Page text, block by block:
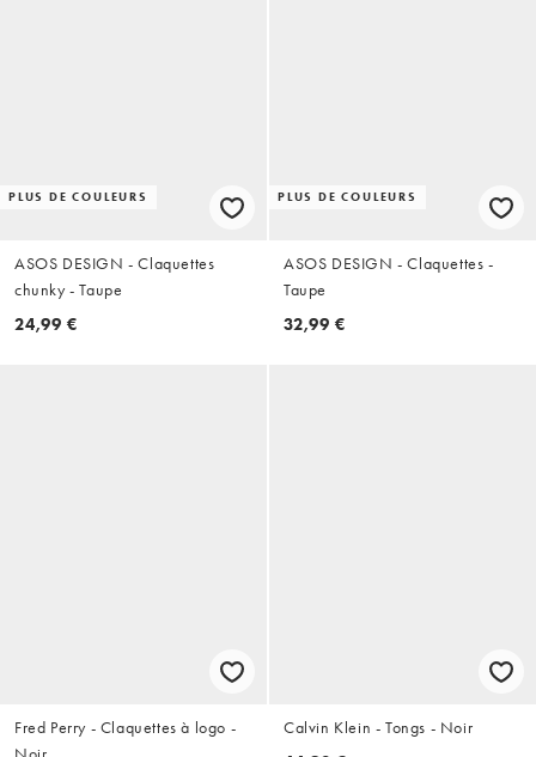
PLUS DE COULEURS
ASOS DESIGN - Claquettes
chunky - Taupe
24,99 €
PLUS DE COULEURS
ASOS DESIGN - Claquettes -
Taupe
32,99 €
Fred Perry - Claquettes à logo -
Calvin Klein - Tongs - Noir